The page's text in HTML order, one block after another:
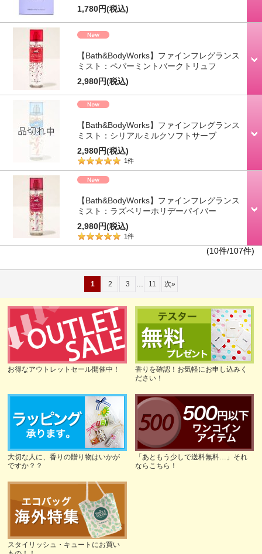
1,780円(税込)
【Bath&BodyWorks】ファインフレグランス
ミスト：ペパーミントバークトリュフ
2,980円(税込)
【Bath&BodyWorks】ファインフレグランス
ミスト：シリアルミルクソフトサーブ
2,980円(税込)
1件
【Bath&BodyWorks】ファインフレグランス
ミスト：ラズベリーホリデーパイバー
2,980円(税込)
1件
(10件/107件)
1 2 3 ... 11 次»
お得なアウトレットセール開催中！
香りを確認！お気軽にお申し込みく
ださい！
大切な人に、香りの贈り物はいかが
ですか？？
「あともう少しで送料無料…」それ
ならこちら！
スタイリッシュ・キュートにお買い